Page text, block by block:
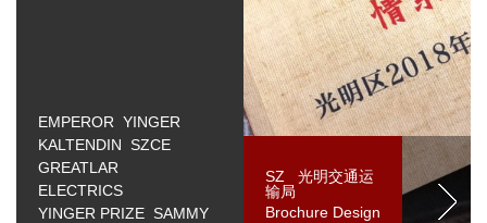
EMPEROR YINGER
KALTENDIN SZCE
GREATLAR
ELECTRICS
YINGER PRIZE SAMMY
SZ 光明交通运
输局
Brochure Design